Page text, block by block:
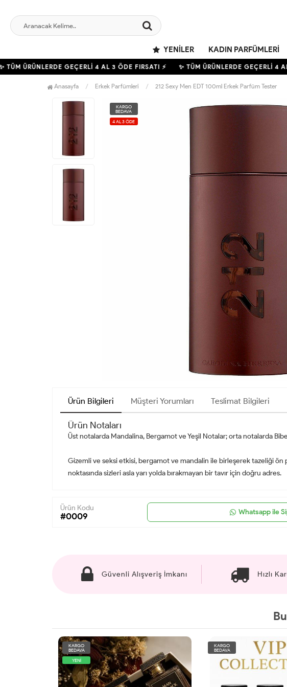
YENILER KADIN PARFÜMLERI
ÜRÜNLERDE GEÇERLİ4 AL 3 ÖDE FIRSATI ⚡ ✨ TÜM ÜRÜNLERDE GEÇERLİ4 AL
Anasayfa Erkek Parfümleri 212 Sexy Men EDT 100ml Erkek Parfüm Tester
KARGO
BEDAVA
4 AL 3 ÖDE
Ürün Bilgileri Müşteri Yorumları Teslimat Bilgileri
Ürün Notaları
Üst notalarda Mandalina, Bergamot ve Yeşil Notalar; orta notalarda
Gizemli ve seksi etkisi, bergamot ve mandalin ile birleşerek tazeliği
noktasında sizleri asla yarı yolda bırakmayan bir tavır için doğru adres.
Ürün Kodu
#0009 Whatsapp ile
Güvenli Alışveriş İmkanı Hızlı
KARGO
BEDAVA
YENİ
KARGO
BEDAVA